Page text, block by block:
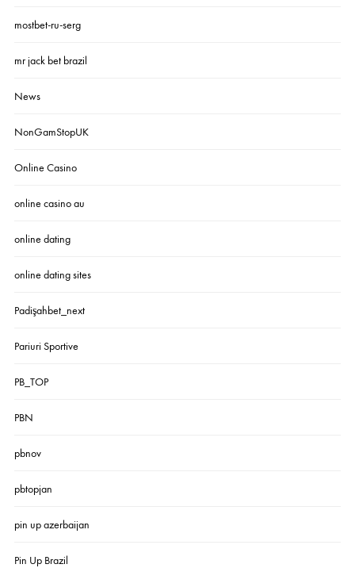
mostbet-ru-serg
mr jack bet brazil
News
NonGamStopUK
Online Casino
online casino au
online dating
online dating sites
Padişahbet_next
Pariuri Sportive
PB_TOP
PBN
pbnov
pbtopjan
pin up azerbaijan
Pin Up Brazil